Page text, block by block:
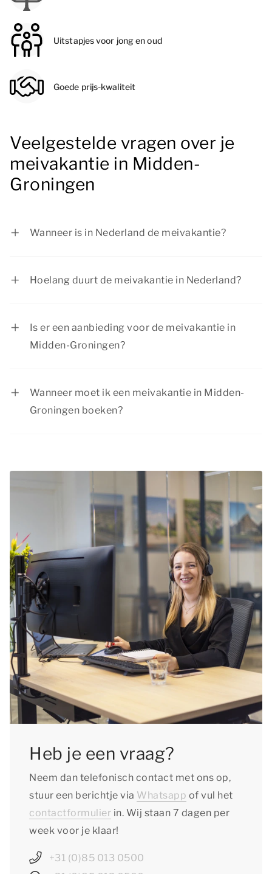
Uitstapjes voor jong en oud
Goede prijs-kwaliteit
Veelgestelde vragen over je
meivakantie in Midden-
Groningen
Wanneer is in Nederland de meivakantie?
Hoelang duurt de meivakantie in Nederland?
Is er een aanbieding voor de meivakantie in
Midden-Groningen?
Wanneer moet ik een meivakantie in Midden-
Groningen boeken?
Boek op tijd je meivakantie in Midden-Groningen
Heb je een vraag?
Neem dan telefonisch contact met ons op,
stuur een berichtje via Whatsapp of vul het
contactformulier in. Wij staan 7 dagen per
week voor je klaar!
+31 (0)85 013 0500